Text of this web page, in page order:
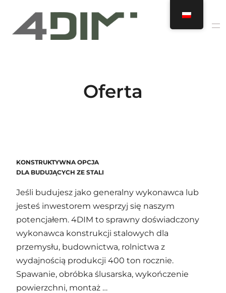
treści
Oferta
KONSTRUKTYWNA OPCJA
DLA BUDUJĄCYCH ZE STALI
Jeśli budujesz jako generalny wykonawca lub
jesteś inwestorem wesprzyj się naszym
potencjałem. 4DIM to sprawny doświadczony
wykonawca konstrukcji stalowych dla
przemysłu, budownictwa, rolnictwa z
wydajnością produkcji 400 ton rocznie.
Spawanie, obróbka ślusarska, wykończenie
powierzchni, montaż …